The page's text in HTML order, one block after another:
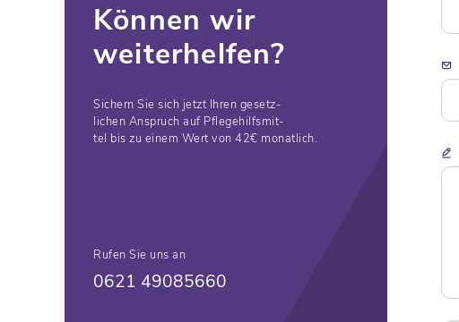
Können wir
weiterhelfen?
Sichern Sie sich jetzt Ihren gesetz-
lichen Anspruch auf Pflegehilfsmit-
tel bis zu einem Wert von 42€ monatlich.
Rufen Sie uns an
0621 49085660